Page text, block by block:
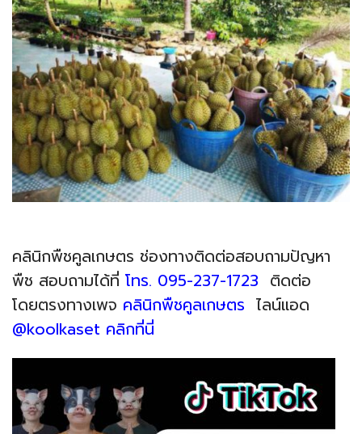
คลินิกพืชคูลเกษตร ช่องทางติดต่อสอบถามปัญหา
พืช สอบถามได้ที่ โทร. 095-237-1723 ติดต่อ
โดยตรงทางเพจ คลินิกพืชคูลเกษตร ไลน์แอด
@koolkaset คลิกที่นี่